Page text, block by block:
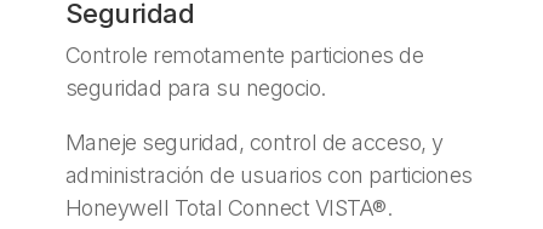
Seguridad
Controle remotamente particiones de
seguridad para su negocio.
Maneje seguridad, control de acceso, y
administración de usuarios con particiones
Honeywell Total Connect VISTA®.